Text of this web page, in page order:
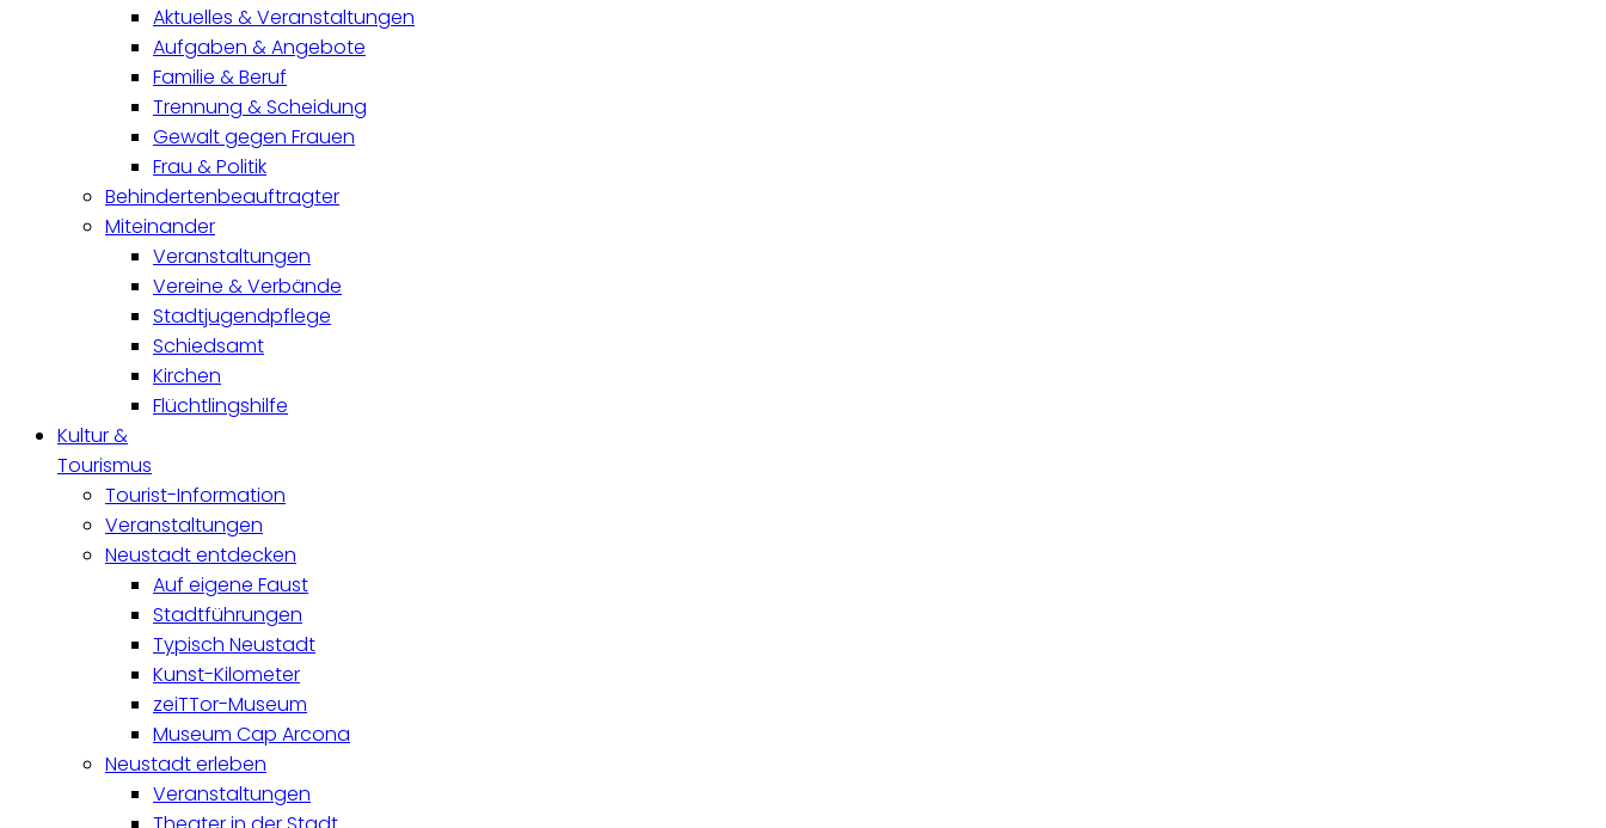
Aktuelles & Veranstaltungen
Aufgaben & Angebote
Familie & Beruf
Trennung & Scheidung
Gewalt gegen Frauen
Frau & Politik
Behindertenbeauftragter
Miteinander
Veranstaltungen
Vereine & Verbände
Stadtjugendpflege
Schiedsamt
Kirchen
Flüchtlingshilfe
Kultur &
Tourismus
Tourist-Information
Veranstaltungen
Neustadt entdecken
Auf eigene Faust
Stadtführungen
Typisch Neustadt
Kunst-Kilometer
zeiTTor-Museum
Museum Cap Arcona
Neustadt erleben
Veranstaltungen